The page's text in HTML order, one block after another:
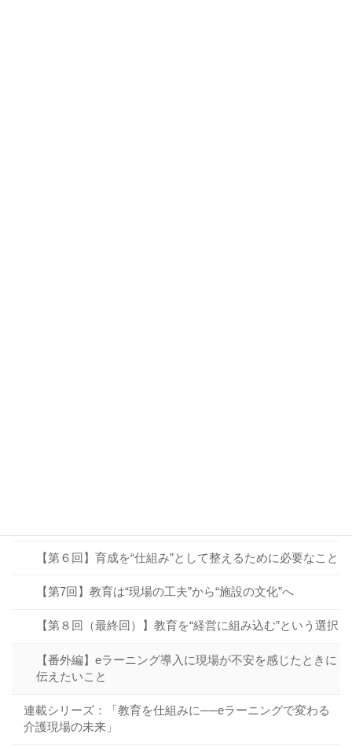
【第６回】育成を“仕組み”として整えるために必要なこと
【第7回】教育は“現場の工夫”から“施設の文化”へ
【第８回（最終回）】教育を“経営に組み込む”という選択
【番外編】eラーニング導入に現場が不安を感じたときに
伝えたいこと
連載シリーズ：「教育を仕組みに──eラーニングで変わる
介護現場の未来」